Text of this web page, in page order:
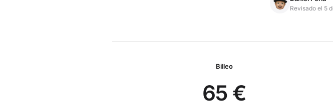
Revisado el 5
Billeo
65 €